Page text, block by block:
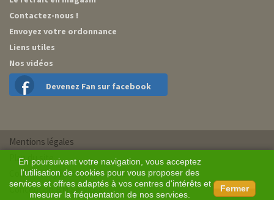
Contactez-nous !
Envoyez votre ordonnance
Liens utiles
Nos vidéos
Devenez Fan sur facebook
En poursuivant votre navigation, vous acceptez
l'utilisation de cookies pour vous proposer des
services et offres adaptés à vos centres d'intérêts et
mesurer la fréquentation de nos services.
Fermer
Mentions légales
Plan du site
Conditions générales de vente
Conception BM Services